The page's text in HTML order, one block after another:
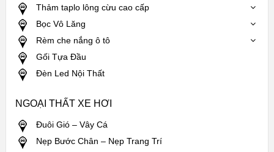
Thảm taplo lông cừu cao cấp
Bọc Vô Lăng
Rèm che nắng ô tô
Gối Tựa Đầu
Đèn Led Nội Thất
NGOẠI THẤT XE HƠI
Đuôi Gió – Vây Cá
Nẹp Bước Chân – Nẹp Trang Trí